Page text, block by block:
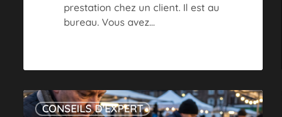
prestation chez un client. Il est au
bureau. Vous avez…
TPE
pourCONSEILS D'EXPERT